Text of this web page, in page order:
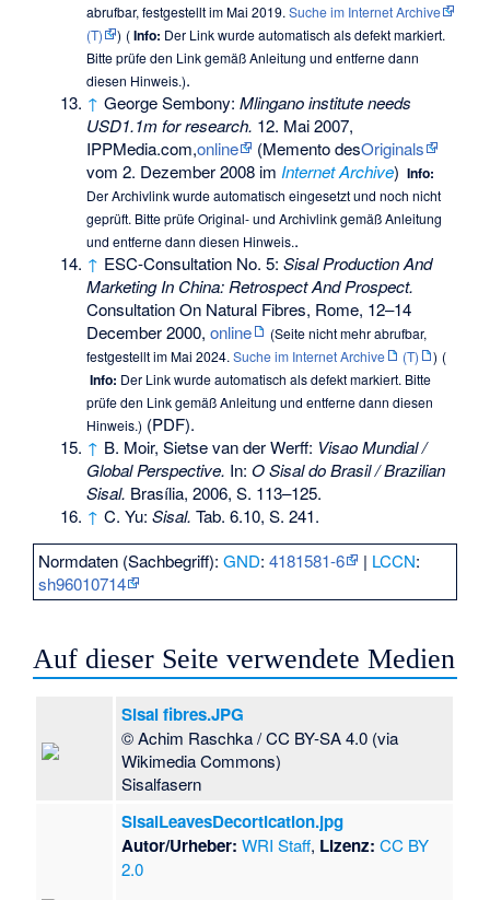
abrufbar, festgestellt im Mai 2019.Suche im Internet Archive
(T)
) (Info: Der Link wurde automatisch als defekt markiert.
Bitte prüfe den Link gemäßAnleitung und entferne dann
diesen Hinweis.).
↑ George Sembony:Mlingano institute needs
USD1.1m for research. 12. Mai 2007,
IPPMedia.com,online (MementodesOriginals
vom 2. Dezember 2008 im Internet Archive) Info:
Der Archivlink wurde automatisch eingesetzt und noch nicht
geprüft. Bitte prüfe Original- und Archivlink gemäßAnleitung
und entferne dann diesen Hinweis..
↑ ESC-Consultation No. 5:Sisal Production And
Marketing In China: Retrospect And Prospect.
Consultation On Natural Fibres, Rome, 12–14
December 2000,online (Seite nicht mehr abrufbar,
festgestellt im Mai 2024.Suche im Internet Archive (T) ) (
Info: Der Link wurde automatisch als defekt markiert. Bitte
prüfe den Link gemäßAnleitung und entferne dann diesen
Hinweis.) (PDF).
↑ B. Moir, Sietse van der Werff: Visao Mundial /
Global Perspective. In:O Sisal do Brasil / Brazilian
Sisal. Brasília, 2006, S. 113–125.
↑ C. Yu:Sisal. Tab. 6.10, S. 241.
Normdaten (Sachbegriff):GND:4181581-6 | LCCN:
sh96010714
Auf dieser Seite verwendete Medien
Sisal fibres.JPG
© Achim Raschka / CC BY-SA 4.0 (via
Wikimedia Commons)
Sisalfasern
SisalLeavesDecortication.jpg
Autor/Urheber: WRI Staff, Lizenz: CC BY
2.0